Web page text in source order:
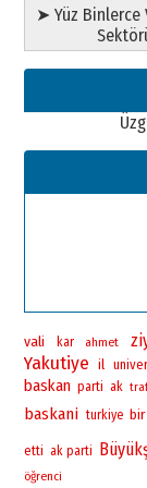
26
02
➤ Yüz Binlerce
vali kar ahmet
Yakutiye il
baskan parti ak
baskani turkiye bir
etti ak parti
öğrenci